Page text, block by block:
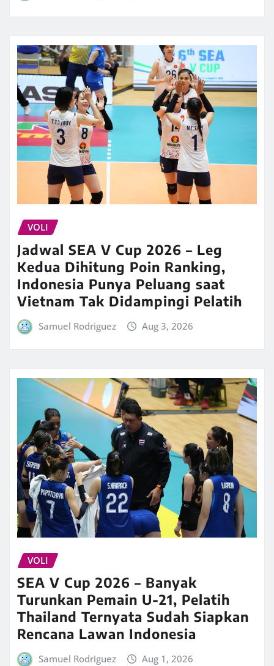
VOLI
Jadwal SEA V Cup 2026 – Leg
Kedua Dihitung Poin Ranking,
Indonesia Punya Peluang saat
Vietnam Tak Didampingi Pelatih
Samuel Rodriguez Aug 3, 2026
VOLI
SEA V Cup 2026 – Banyak
Turunkan Pemain U-21, Pelatih
Thailand Ternyata Sudah Siapkan
Rencana Lawan Indonesia
Samuel Rodriguez Aug 1, 2026